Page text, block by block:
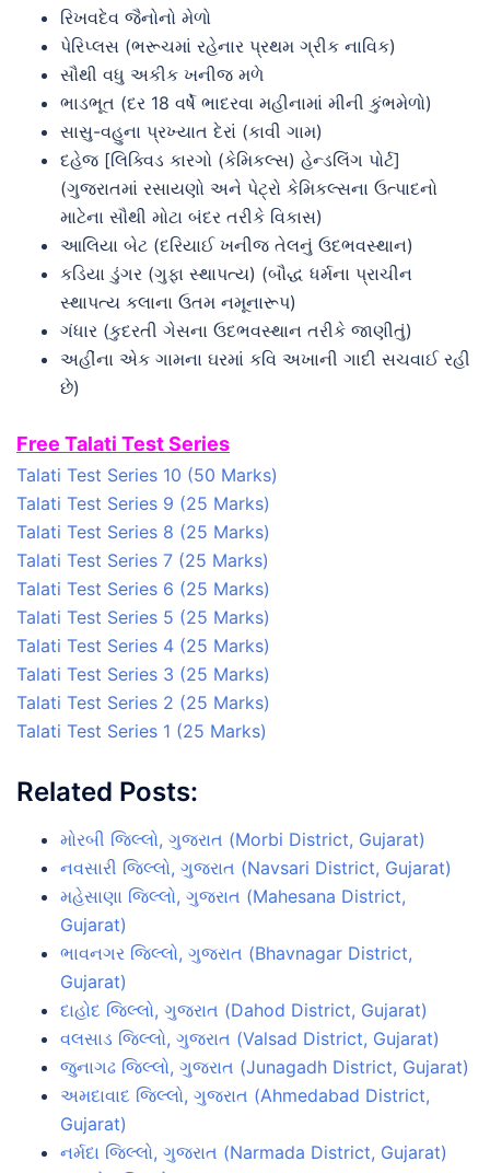
રિખવદેવ જૈનોનો મેળો
પેરિપ્લસ (ભરૂચમાં રહેનાર પ્રથમ ગ્રીક નાવિક)
સૌથી વધુ અકીક ખનીજ મળે
ભાડભૂત (દર 18 વર્ષે ભાદરવા મહીનામાં મીની કુંભમેળો)
સાસુ-વહુના પ્રખ્યાત દેરાં (કાવી ગામ)
દહેજ [લિક્વિડ કારગો (કેમિકલ્સ) હેન્ડલિંગ પોર્ટ]
(ગુજરાતમાં રસાયણો અને પેટ્રો કેમિકલ્સના ઉત્પાદનો
માટેના સૌથી મોટા બંદર તરીકે વિકાસ)
આલિયા બેટ (દરિયાઈ ખનીજ તેલનું ઉદભવસ્થાન)
કડિયા ડુંગર (ગુફા સ્થાપત્ય) (બૌદ્ધ ધર્મના પ્રાચીન
સ્થાપત્ય કલાના ઉતમ નમૂનારૂપ)
ગંધાર (કુદરતી ગેસના ઉદભવસ્થાન તરીકે જાણીતું)
અહીંના એક ગામના ઘરમાં કવિ અખાની ગાદી સચવાઈ રહી
છે)
Free Talati Test Series
Talati Test Series 10 (50 Marks)
Talati Test Series 9 (25 Marks)
Talati Test Series 8 (25 Marks)
Talati Test Series 7 (25 Marks)
Talati Test Series 6 (25 Marks)
Talati Test Series 5 (25 Marks)
Talati Test Series 4 (25 Marks)
Talati Test Series 3 (25 Marks)
Talati Test Series 2 (25 Marks)
Talati Test Series 1 (25 Marks)
Related Posts:
મોરબી જિલ્લો, ગુજરાત (Morbi District, Gujarat)
નવસારી જિલ્લો, ગુજરાત (Navsari District, Gujarat)
મહેસાણા જિલ્લો, ગુજરાત (Mahesana District,
Gujarat)
ભાવનગર જિલ્લો, ગુજરાત (Bhavnagar District,
Gujarat)
દાહોદ જિલ્લો, ગુજરાત (Dahod District, Gujarat)
વલસાડ જિલ્લો, ગુજરાત (Valsad District, Gujarat)
જુનાગઢ જિલ્લો, ગુજરાત (Junagadh District, Gujarat)
અમદાવાદ જિલ્લો, ગુજરાત (Ahmedabad District,
Gujarat)
નર્મદા જિલ્લો, ગુજરાત (Narmada District, Gujarat)